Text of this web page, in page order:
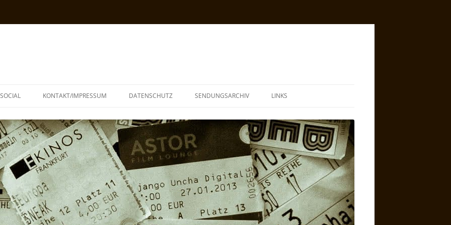
SOCIAL KONTAKT/IMPRESSUM DATENSCHUTZ SENDUNGSARCHIV LINKS